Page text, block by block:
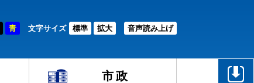
青 文字サイズ 標準 拡大 音声読み上げ
市政